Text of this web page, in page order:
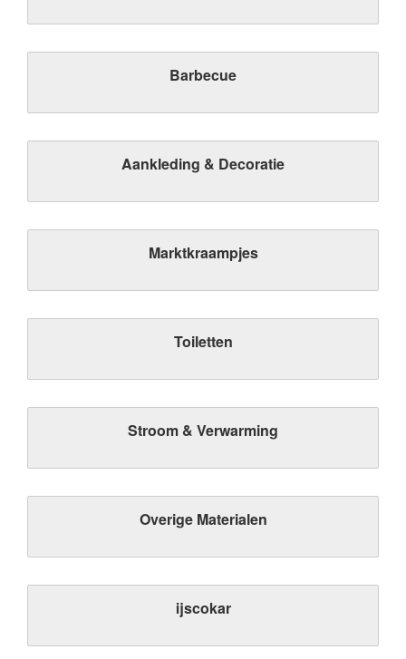
Barbecue
Aankleding & Decoratie
Marktkraampjes
Toiletten
Stroom & Verwarming
Overige Materialen
ijscokar